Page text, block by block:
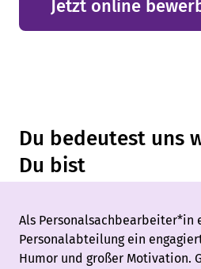
Jetzt online
Du bedeutest uns
Du bist
Als Personalsachbearbeiter*in
Personalabteilung ein
Humor und großer Motivation.